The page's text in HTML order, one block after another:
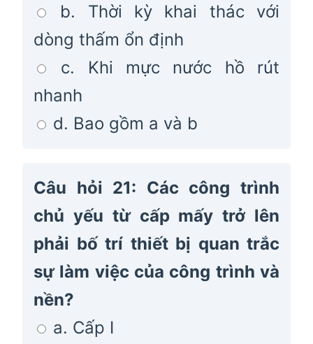
b. Thời kỳ khai thác với
dòng thấm ổn định
c. Khi mực nước hồ rút
nhanh
d. Bao gồm a và b
Câu hỏi 21: Các công trình
chủ yếu từ cấp mấy trở lên
phải bố trí thiết bị quan trắc
sự làm việc của công trình và
nền?
a. Cấp I